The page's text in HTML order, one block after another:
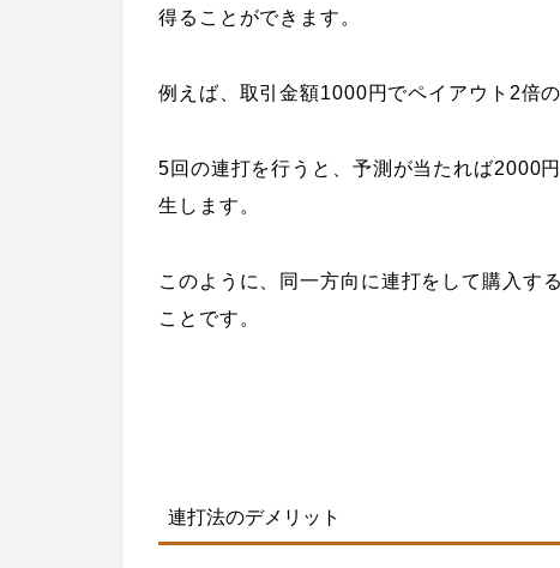
得ることができます。
例えば、取引金額1000円でペイアウト2倍
5回の連打を行うと、予測が当たれば2000
生します。
このように、同一方向に連打をして購入す
ことです。
連打法のデメリット